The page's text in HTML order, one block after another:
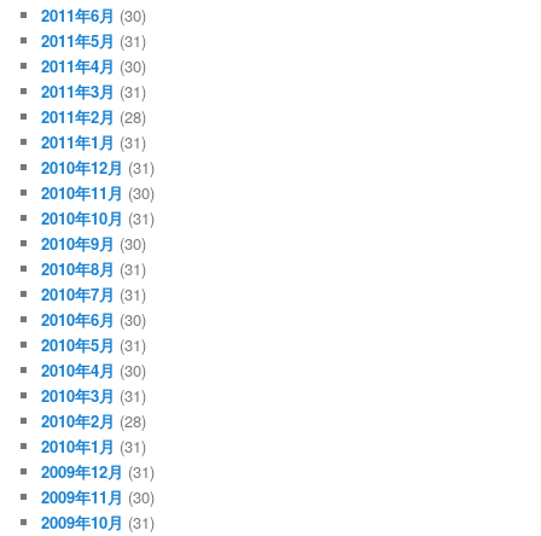
2011年6月 (30)
2011年5月 (31)
2011年4月 (30)
2011年3月 (31)
2011年2月 (28)
2011年1月 (31)
2010年12月 (31)
2010年11月 (30)
2010年10月 (31)
2010年9月 (30)
2010年8月 (31)
2010年7月 (31)
2010年6月 (30)
2010年5月 (31)
2010年4月 (30)
2010年3月 (31)
2010年2月 (28)
2010年1月 (31)
2009年12月 (31)
2009年11月 (30)
2009年10月 (31)